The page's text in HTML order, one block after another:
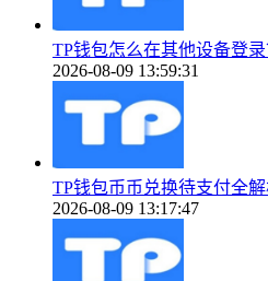
TP钱包怎么在其他设备登
2026-08-09 13:59:31
TP钱包币币兑换待支付全
2026-08-09 13:17:47